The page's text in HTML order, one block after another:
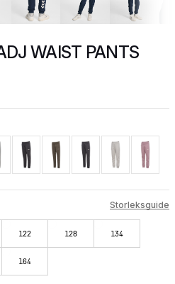
WAIST PANTS
Storleksguide
122 128 134
164